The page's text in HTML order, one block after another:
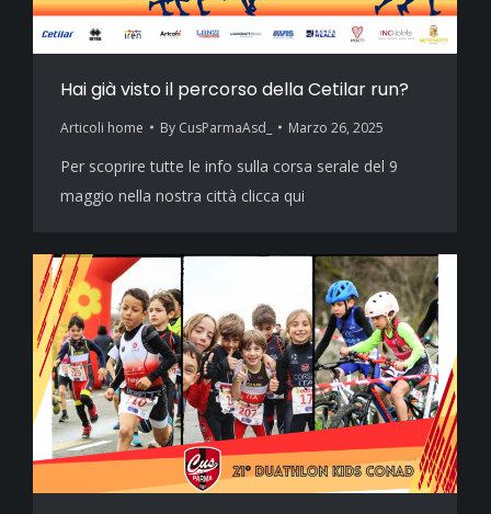
Hai già visto il percorso della Cetilar run?
Articoli home By CusParmaAsd_ Marzo 26, 2025
Per scoprire tutte le info sulla corsa serale del 9
maggio nella nostra città clicca qui